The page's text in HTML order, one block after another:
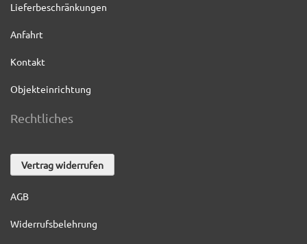
Lieferbeschränkungen
Anfahrt
Kontakt
Objekteinrichtung
Rechtliches
Vertrag widerrufen
AGB
Widerrufsbelehrung